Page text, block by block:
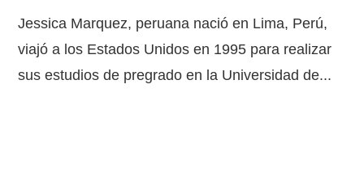
Jessica Marquez, peruana nació en Lima, Perú,
viajó a los Estados Unidos en 1995 para realizar
sus estudios de pregrado en la Universidad de...